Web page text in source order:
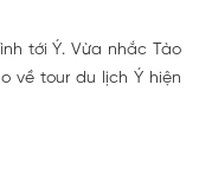
tới Ý. Vừa nhắc Tào
về tour du lịch Ý hiện